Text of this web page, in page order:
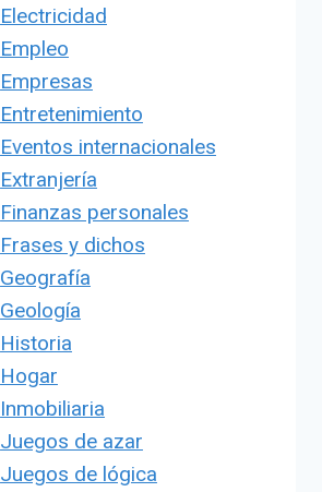
Electricidad
Empleo
Empresas
Entretenimiento
Eventos internacionales
Extranjería
Finanzas personales
Frases y dichos
Geografía
Geología
Historia
Hogar
Inmobiliaria
Juegos de azar
Juegos de lógica